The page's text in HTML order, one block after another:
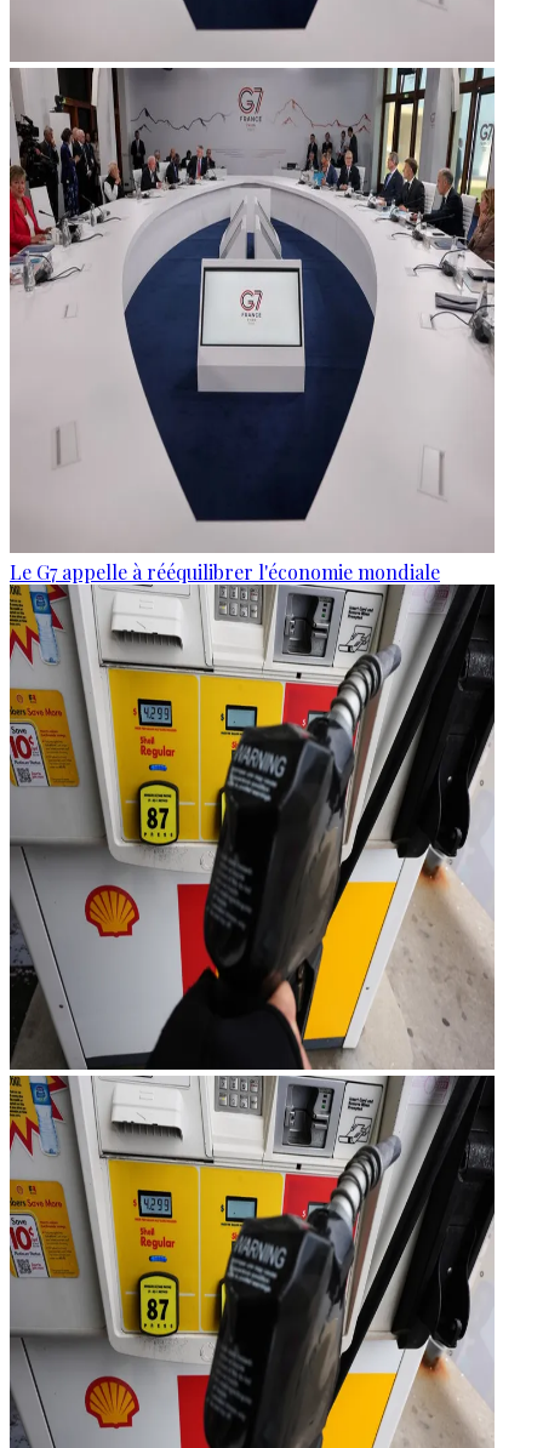
Le G7 appelle à rééquilibrer l'économie mondiale